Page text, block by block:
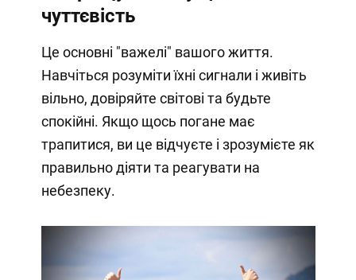
чуттєвість
Це основні "важелі" вашого життя.
Навчіться розуміти їхні сигнали і живіть
вільно, довіряйте світові та будьте
спокійні. Якщо щось погане має
трапитися, ви це відчуєте і зрозумієте як
правильно діяти та реагувати на
небезпеку.